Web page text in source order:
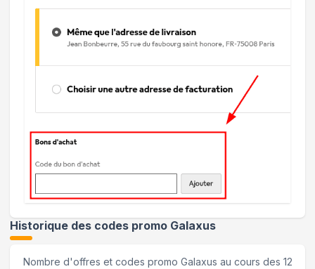
Historique des codes promo Galaxus
Nombre d'offres et codes promo Galaxus au cours des 12